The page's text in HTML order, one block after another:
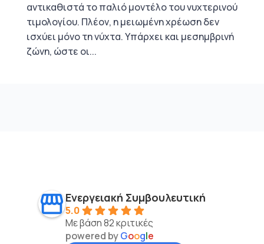
αντικαθιστά το παλιό μοντέλο του νυχτερινού
τιμολογίου. Πλέον, η μειωμένη χρέωση δεν
ισχύει μόνο τη νύχτα. Υπάρχει και μεσημβρινή
ζώνη, ώστε οι...
Ενεργειακή Συμβουλευτική
5.0
Με βάση 82 κριτικές
powered byGoogle